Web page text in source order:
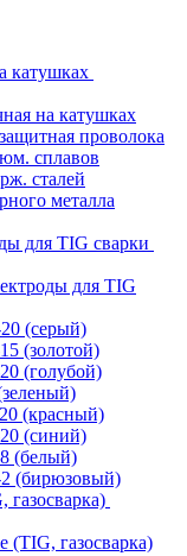
катушках
на катушках
проволока
сплавов
сталей
металла
для TIG сварки
для TIG
(серый)
(золотой)
(голубой)
(красный)
(синий)
(белый)
(бирюзовый)
(TIG, газосварка)